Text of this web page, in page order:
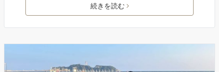
続きを読む